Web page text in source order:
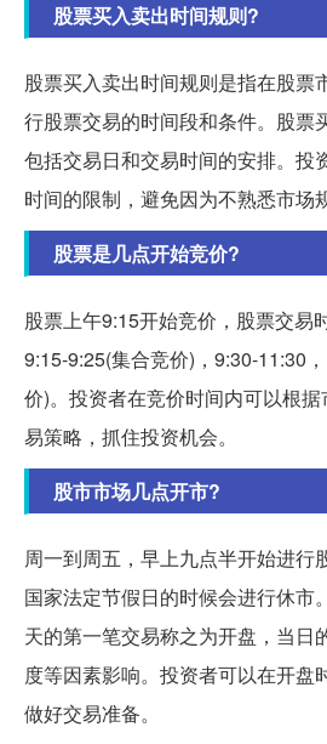
股票买入卖出时间规则?
股票买入卖出时间规则是指在股票
行股票交易的时间段和条件。股票
包括交易日和交易时间的安排。投
时间的限制，避免因为不熟悉市场
股票是几点开始竞价?
股票上午9:15开始竞价，股票交易
9:15-9:25(集合竞价)，9:30-11:30
价)。投资者在竞价时间内可以根
易策略，抓住投资机会。
股市市场几点开市?
周一到周五，早上九点半开始进行
国家法定节假日的时候会进行休市
天的第一笔交易称之为开盘，当日
度等因素影响。投资者可以在开盘
做好交易准备。